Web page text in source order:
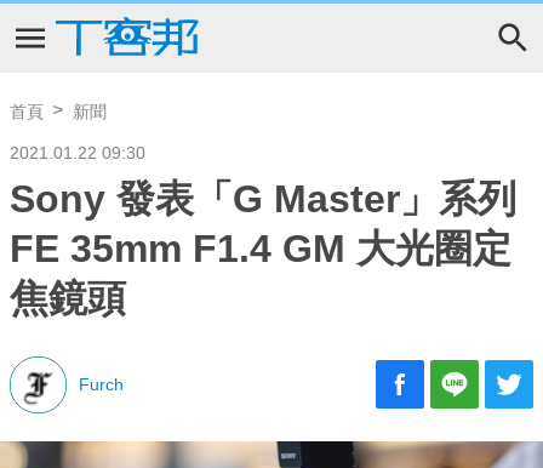
首頁 新聞
2021.01.22 09:30
Sony 發表「G Master」系列
FE 35mm F1.4 GM 大光圈定
焦鏡頭
Furch